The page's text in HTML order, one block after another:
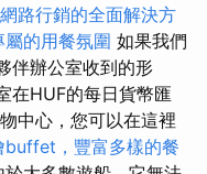
網路行銷的全面解決方
的用餐氛圍 如果我們
伴辦公室收到的形
在HUF的每日貨幣匯
中心，您可以在這裡
buffet，豐富多樣的餐